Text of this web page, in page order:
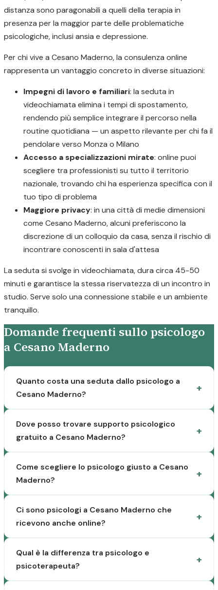
distanza sono paragonabili a quelli della terapia in
presenza per la maggior parte delle problematiche
psicologiche, inclusi ansia e depressione.
Per chi vive a Cesano Maderno, la consulenza online
rappresenta un vantaggio concreto in diverse situazioni:
Impegni di lavoro e familiari: la seduta in
videochiamata elimina i tempi di spostamento,
rendendo più semplice integrare il percorso nella
routine quotidiana — un aspetto rilevante per chi fa il
pendolare verso Monza o Milano
Accesso a specializzazioni mirate: online puoi
scegliere tra professionisti su tutto il territorio
nazionale, trovando chi ha esperienza specifica con il
tuo tipo di problema
Maggiore privacy: in una città di medie dimensioni
come Cesano Maderno, alcuni preferiscono la
discrezione di un colloquio da casa, senza il rischio di
incontrare conoscenti in sala d'attesa
La seduta si svolge in videochiamata, dura circa 45-50
minuti e garantisce la stessa riservatezza di un incontro in
studio. Serve solo una connessione stabile e un ambiente
tranquillo.
Domande frequenti sullo psicologo
a Cesano Maderno
Quanto costa una seduta dallo psicologo a
Cesano Maderno?
Dove posso trovare supporto psicologico
gratuito a Cesano Maderno?
Come scegliere lo psicologo giusto a Cesano
Maderno?
Ci sono psicologi a Cesano Maderno che
ricevono anche online?
Qual è la differenza tra psicologo e
psicoterapeuta?